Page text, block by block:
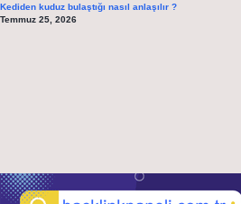
Kediden kuduz bulaştığı nasıl anlaşılır ?
Temmuz 25, 2026